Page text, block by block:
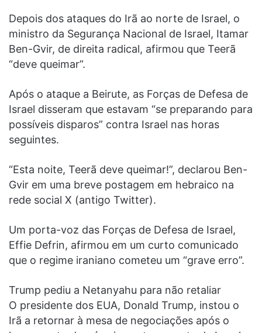
Depois dos ataques do Irã ao norte de Israel, o
ministro da Segurança Nacional de Israel, Itamar
Ben-Gvir, de direita radical, afirmou que Teerã
“deve queimar”.
Após o ataque a Beirute, as Forças de Defesa de
Israel disseram que estavam “se preparando para
possíveis disparos” contra Israel nas horas
seguintes.
“Esta noite, Teerã deve queimar!”, declarou Ben-
Gvir em uma breve postagem em hebraico na
rede social X (antigo Twitter).
Um porta-voz das Forças de Defesa de Israel,
Effie Defrin, afirmou em um curto comunicado
que o regime iraniano cometeu um “grave erro”.
Trump pediu a Netanyahu para não retaliar
O presidente dos EUA, Donald Trump, instou o
Irã a retornar à mesa de negociações após o